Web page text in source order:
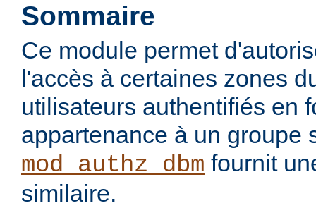
Sommaire
Ce module permet
l'accès à certaines zones
utilisateurs authentifiés en
appartenance à un groupe
mod_authz_dbm fournit
similaire.